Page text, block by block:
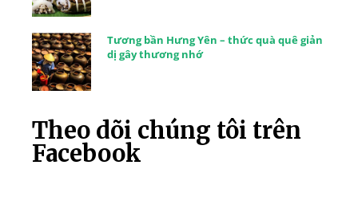
Tương bần Hưng Yên – thức quà quê giản
dị gây thương nhớ
Theo dõi chúng tôi trên
Facebook